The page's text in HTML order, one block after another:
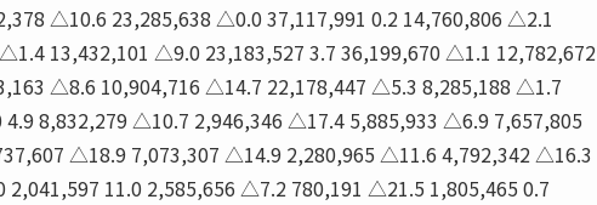
△10.6 23,285,638 △0.0 37,117,991 0.2 14,760,806 △2.1
13,432,101 △9.0 23,183,527 3.7 36,199,670 △1.1 12,782,672
△8.6 10,904,716 △14.7 22,178,447 △5.3 8,285,188 △1.7
8,832,279 △10.7 2,946,346 △17.4 5,885,933 △6.9 7,657,805
△18.9 7,073,307 △14.9 2,280,965 △11.6 4,792,342 △16.3
2,041,597 11.0 2,585,656 △7.2 780,191 △21.5 1,805,465 0.7